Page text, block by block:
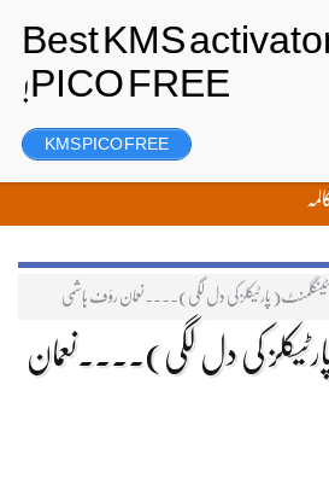
رجسٹر
انٹینگلمنٹ( پارٹیکلز کی دل لگی)۔۔۔۔نعمان رؤف ہاشمی
پارٹیکلز کی دل لگی)۔۔۔۔نعمان
KMS PICO FREE